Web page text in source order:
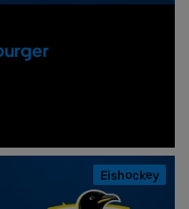
Eishockey